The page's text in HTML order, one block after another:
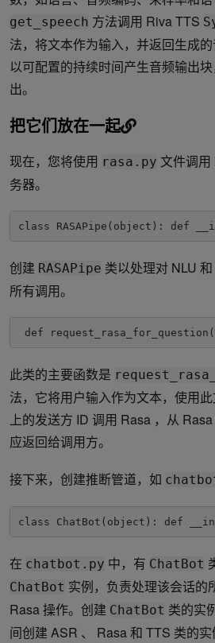
get_speech 方法调用 Riva TTS
法，将文本作为输入，并返回生成
以可配置的持续时间产生音频输出
出。
把它们放在一起
现在，您将使用 rasa.py 文件调
务器。
class RASAPipe(object): def
创建 RASAPipe 类以处理对 NLU
所有调用。
def
此类的主要函数是
法，它将用户输入作为文本，使用
上的发送方 ID 调用 Rasa ，从
应返回给调用方。
接下来，创建推断管道，如
class ChatBot(object): def
在 chatbot.py 中，有 ChatBot
ChatBot 实例，负责处理该会话的
Rasa 操作。创建 ChatBot 类的实
间创建 ASR 、 Rasa 和 TTS 类的实